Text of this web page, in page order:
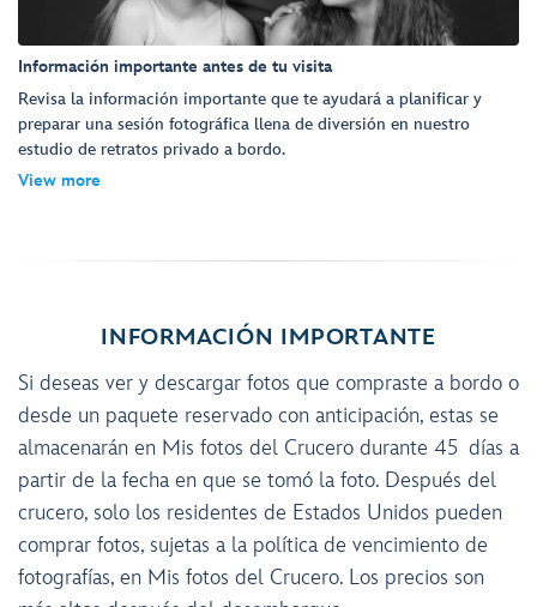
Información importante antes de tu visita
Revisa la información importante que te ayudará a planificar y
preparar una sesión fotográfica llena de diversión en nuestro
estudio de retratos privado a bordo.
View more
INFORMACIÓN IMPORTANTE
Si deseas ver y descargar fotos que compraste a bordo o
desde un paquete reservado con anticipación, estas se
almacenarán en Mis fotos del Crucero durante 45 días a
partir de la fecha en que se tomó la foto. Después del
crucero, solo los residentes de Estados Unidos pueden
comprar fotos, sujetas a la política de vencimiento de
fotografías, en Mis fotos del Crucero. Los precios son